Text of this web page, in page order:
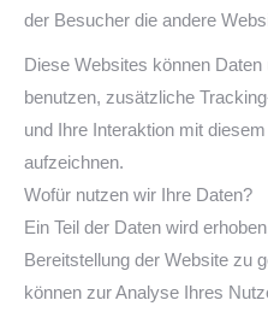
der Besucher die andere
Diese Websites können
benutzen, zusätzliche
und Ihre Interaktion mit
aufzeichnen.
Wofür nutzen wir Ihre Daten?
Ein Teil der Daten wird
Bereitstellung der Website zu
können zur Analyse Ihres